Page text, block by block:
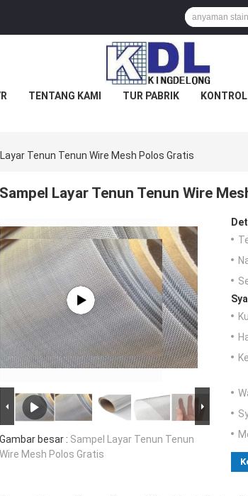
TENTANG KAMI TUR PABRIK
Tenun Tenun Wire Mesh Polos Gratis
Sampel Layar Tenun Tenun Wire
Gambar besar : Sampel Layar Tenun Tenun
Wire Mesh Polos Gratis